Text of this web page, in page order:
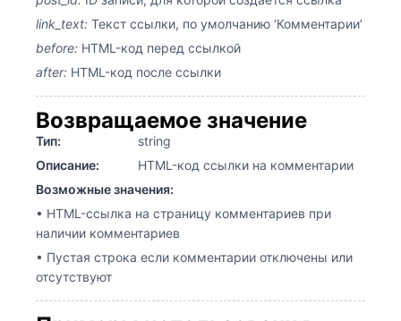
link_text: Текст ссылки, по умолчанию ‘Комментарии’
before: HTML-код перед ссылкой
after: HTML-код после ссылки
Возвращаемое значение
Тип:
string
Описание:
HTML-код ссылки на комментарии
Возможные значения:
• HTML-ссылка на страницу комментариев при
наличии комментариев
• Пустая строка если комментарии отключены или
отсутствуют